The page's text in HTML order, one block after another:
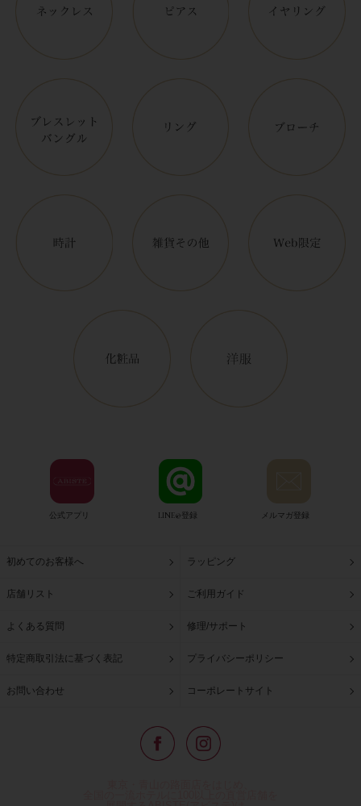
公式アプリ LINE@登録 メルマガ登録
初めてのお客様へ ラッピング
店舗リスト ご利用ガイド
よくある質問 修理/サポート
特定商取引法に基づく表記 プライバシーポリシー
お問い合わせ コーポレートサイト